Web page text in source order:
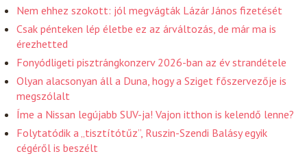
Nem ehhez szokott: jól megvágták Lázár János fizetését
Csak pénteken lép életbe ez az árváltozás, de már ma is
érezhetted
Fonyódligeti pisztrángkonzerv 2026-ban az év strandétele
Olyan alacsonyan áll a Duna, hogy a Sziget főszervezője is
megszólalt
Íme a Nissan legújabb SUV-ja! Vajon itthon is kelendő lenne?
Folytatódik a „tisztítótűz”, Ruszin-Szendi Balásy egyik
cégéről is beszélt